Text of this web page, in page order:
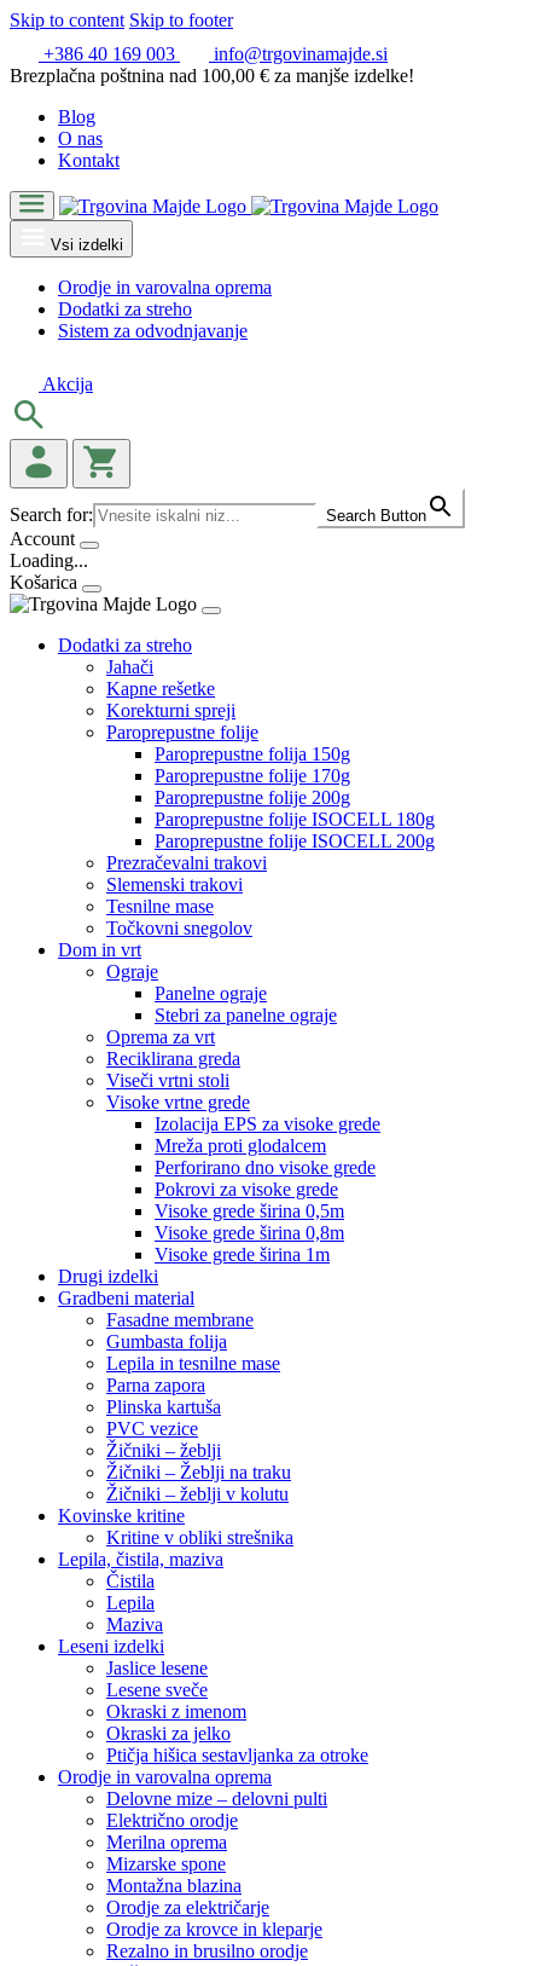
Skip to content Skip to footer
+386 40 169 003
info@trgovinamajde.si
Brezplačna poštnina nad 100,00 € za manjše izdelke!
Blog
O nas
Kontakt
Vsi izdelki
Orodje in varovalna oprema
Dodatki za streho
Sistem za odvodnjavanje
Akcija
Search for: Search Button
Account
Loading...
Košarica
Dodatki za streho
Jahači
Kapne rešetke
Korekturni spreji
Paroprepustne folije
Paroprepustne folija 150g
Paroprepustne folije 170g
Paroprepustne folije 200g
Paroprepustne folije ISOCELL 180g
Paroprepustne folije ISOCELL 200g
Prezračevalni trakovi
Slemenski trakovi
Tesnilne mase
Točkovni snegolov
Dom in vrt
Ograje
Panelne ograje
Stebri za panelne ograje
Oprema za vrt
Reciklirana greda
Viseči vrtni stoli
Visoke vrtne grede
Izolacija EPS za visoke grede
Mreža proti glodalcem
Perforirano dno visoke grede
Pokrovi za visoke grede
Visoke grede širina 0,5m
Visoke grede širina 0,8m
Visoke grede širina 1m
Drugi izdelki
Gradbeni material
Fasadne membrane
Gumbasta folija
Lepila in tesnilne mase
Parna zapora
Plinska kartuša
PVC vezice
Žičniki – žeblji
Žičniki – Žeblji na traku
Žičniki – žeblji v kolutu
Kovinske kritine
Kritine v obliki strešnika
Lepila, čistila, maziva
Čistila
Lepila
Maziva
Leseni izdelki
Jaslice lesene
Lesene sveče
Okraski z imenom
Okraski za jelko
Ptičja hišica sestavljanka za otroke
Orodje in varovalna oprema
Delovne mize – delovni pulti
Električno orodje
Merilna oprema
Mizarske spone
Montažna blazina
Orodje za električarje
Orodje za krovce in kleparje
Rezalno in brusilno orodje